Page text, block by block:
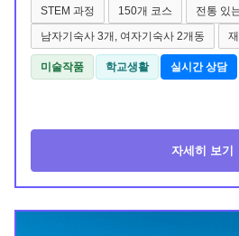
STEM 과정
150개 코스
전통 있
남자기숙사 3개, 여자기숙사 2개동
미술작품 학교생활 실시간 상담
자세히 보기